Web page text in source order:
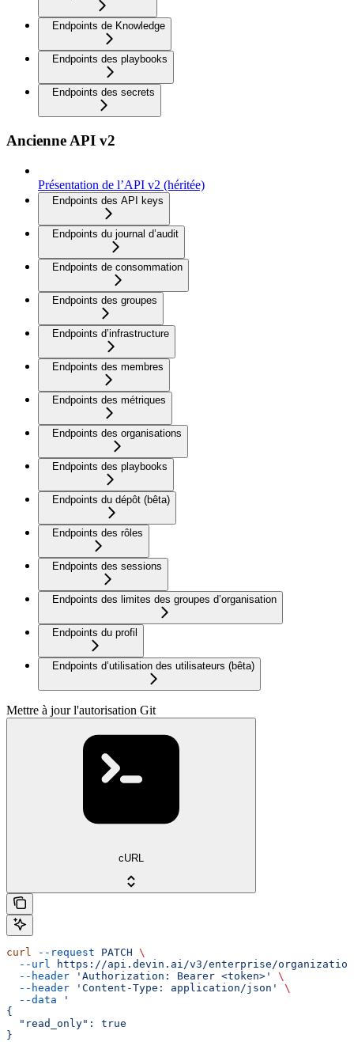
Endpoints de Knowledge
Endpoints des playbooks
Endpoints des secrets
Ancienne API v2
Présentation de l’API v2 (héritée)
Endpoints des API keys
Endpoints du journal d’audit
Endpoints de consommation
Endpoints des groupes
Endpoints d’infrastructure
Endpoints des membres
Endpoints des métriques
Endpoints des organisations
Endpoints des playbooks
Endpoints du dépôt (bêta)
Endpoints des rôles
Endpoints des sessions
Endpoints des limites des groupes d’organisation
Endpoints du profil
Endpoints d’utilisation des utilisateurs (bêta)
Mettre à jour l'autorisation Git
cURL
curl --request PATCH \
  --url
https://api.devin.ai/v3/enterprise/
  --header
'Authorization: Bearer <token>'
\
  --header
'Content-Type: application/json'
\
  --data
'
{
  "read_only": true
}